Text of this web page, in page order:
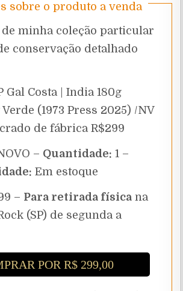
sobre o produto a venda
de minha coleção particular
conservação detalhado
Gal Costa | India 180g
(1973 Press 2025) /NV
de fábrica R$299
– Quantidade: 1 –
Em estoque
– Para retirada física na
(SP) de segunda a
POR R$ 299,00